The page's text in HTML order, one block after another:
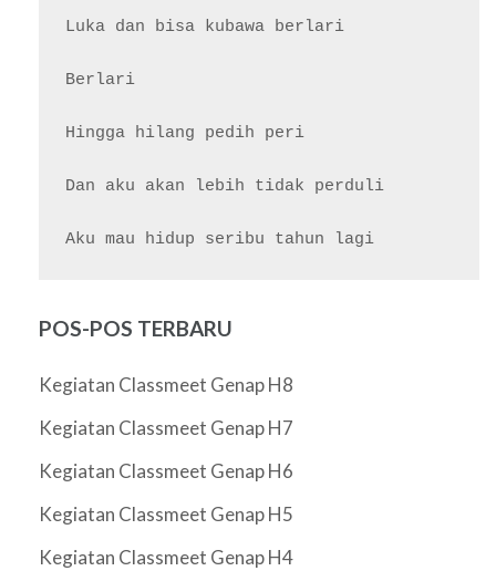
Luka dan bisa kubawa berlari
Berlari
Hingga hilang pedih peri
Dan aku akan lebih tidak perduli
POS-POS TERBARU
Kegiatan Classmeet Genap H8
Kegiatan Classmeet Genap H7
Kegiatan Classmeet Genap H6
Kegiatan Classmeet Genap H5
Kegiatan Classmeet Genap H4